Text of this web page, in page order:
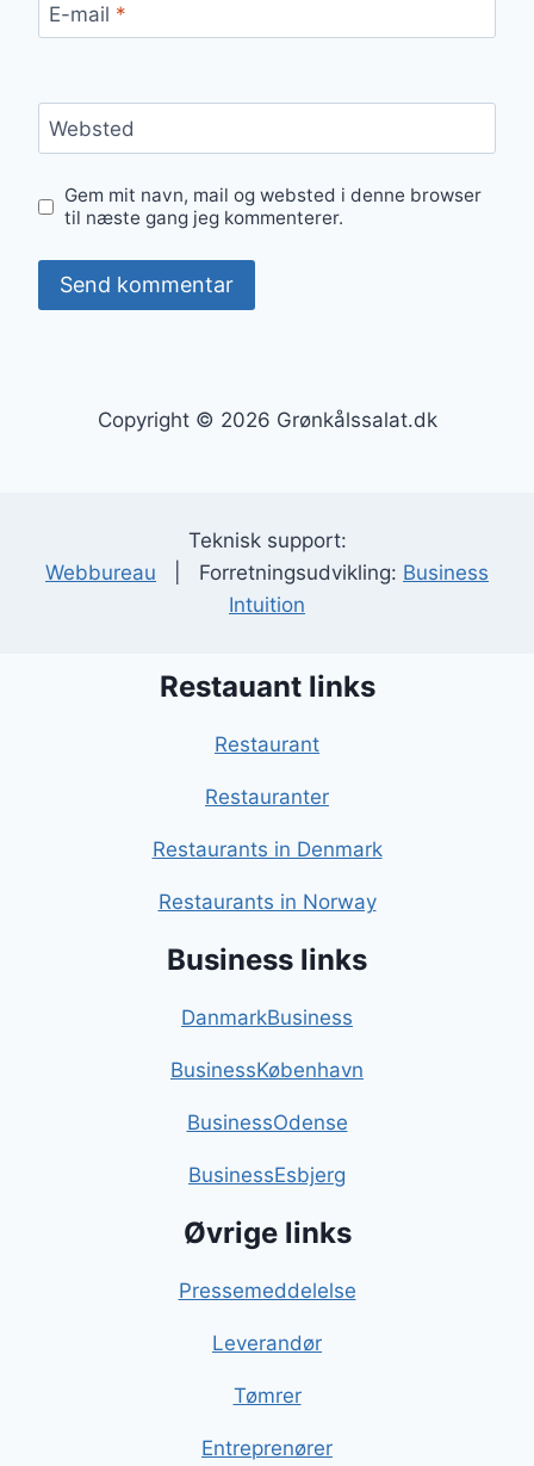
E-mail *
Websted
Gem mit navn, mail og websted i denne browser
til næste gang jeg kommenterer.
Copyright © 2026 Grønkålssalat.dk
Teknisk support:
Webbureau | Forretningsudvikling: Business
Intuition
Restauant links
Restaurant
Restauranter
Restaurants in Denmark
Restaurants in Norway
Business links
DanmarkBusiness
BusinessKøbenhavn
BusinessOdense
BusinessEsbjerg
Øvrige links
Pressemeddelelse
Leverandør
Tømrer
Entreprenører